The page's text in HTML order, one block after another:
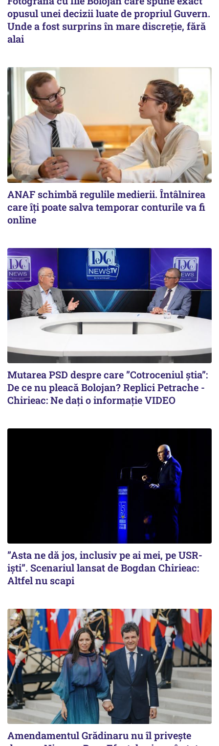
opusul unei decizii luate de propriul Guvern.
Unde a fost surprins în mare discreție, fără
alai
ANAF schimbă regulile medierii. Întâlnirea
care îți poate salva temporar conturile va fi
online
Mutarea PSD despre care ”Cotroceniul știa”:
De ce nu pleacă Bolojan? Replici Petrache -
Chirieac: Ne dați o informație VIDEO
”Asta ne dă jos, inclusiv pe ai mei, pe USR-
iști”. Scenariul lansat de Bogdan Chirieac:
Altfel nu scapi
Amendamentul Grădinaru nu îl privește